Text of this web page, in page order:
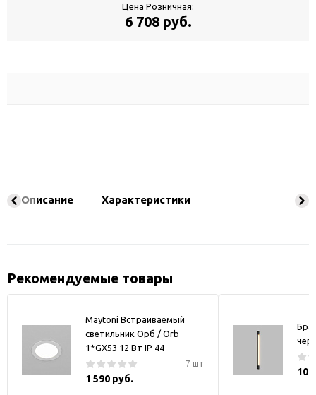
Цена Розничная:
6 708 руб.
Описание Характеристики
Рекомендуемые товары
Maytoni Встраиваемый
светильник Орб / Orb
1*GX53 12 Вт IP 44
7 шт
1 590 руб.
Бра
10